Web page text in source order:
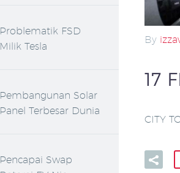
By
17
CITY
Problematik FSD
Milik Tesla
Pembangunan Solar
Panel Terbesar Dunia
Pencapai Swap